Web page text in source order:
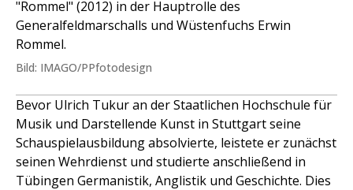
"Rommel" (2012) in der Hauptrolle des
Generalfeldmarschalls und Wüstenfuchs Erwin
Rommel.
Bild: IMAGO/PPfotodesign
Bevor Ulrich Tukur an der Staatlichen Hochschule für
Musik und Darstellende Kunst in Stuttgart seine
Schauspielausbildung absolvierte, leistete er zunächst
seinen Wehrdienst und studierte anschließend in
Tübingen Germanistik, Anglistik und Geschichte. Dies